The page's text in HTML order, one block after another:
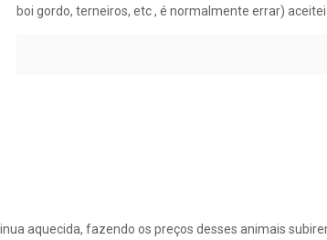
boi gordo, terneiros, etc , é normalmente errar) aceitei
aquecida, fazendo os preços desses animais